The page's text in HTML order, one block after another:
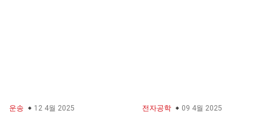
운송 12 4월 2025 전자공학 09 4월 2025